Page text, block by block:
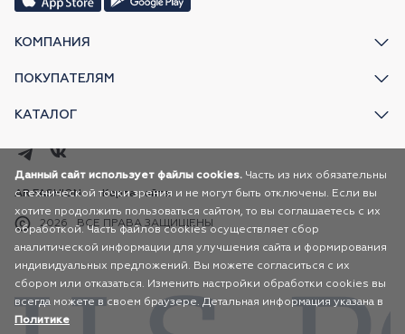
КОМПАНИЯ
ПОКУПАТЕЛЯМ
КАТАЛОГ
2026 ВСЕ ПРАВА ЗАЩИЩЕНЫ
AR FASHION Карта сайта
Данный сайт использует файлы cookies. Часть из них обязательны
с технической точки зрения и не могут быть отключены. Если вы
хотите продолжить пользоваться сайтом, то вы соглашаетесь с их
обработкой. Часть файлов cookies осуществляет сбор
аналитической информации для улучшения сайта и формирования
индивидуальных предложений. Вы можете согласиться с их
сбором или отказаться. Изменить настройки обработки cookies вы
всегда можете в своем браузере. Детальная информация указана в
Политике